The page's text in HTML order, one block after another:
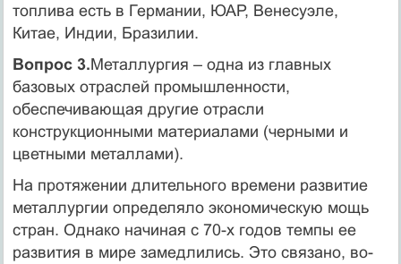
топлива есть в Германии, ЮАР, Венесуэле,
Китае, Индии, Бразилии.
Вопрос 3.Металлургия – одна из главных
базовых отраслей промышленности,
обеспечивающая другие отрасли
конструкционными материалами (черными и
цветными металлами).
На протяжении длительного времени развитие
металлургии определяло экономическую мощь
стран. Однако начиная с 70-х годов темпы ее
развития в мире замедлились. Это связано, во-